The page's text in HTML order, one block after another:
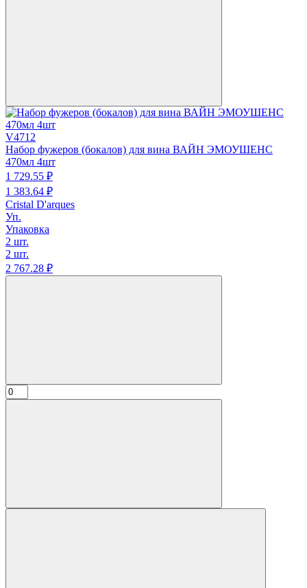
V4712
Набор фужеров (бокалов) для вина ВАЙН ЭМОУШЕНС
470мл 4шт
1 729.55 ₽
1 383.64 ₽
Cristal D'arques
Уп.
Упаковка
2 шт.
2 шт.
2 767.28 ₽